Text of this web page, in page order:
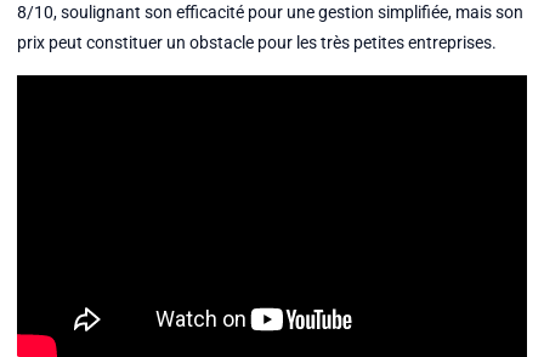
8/10, soulignant son efficacité pour une gestion simplifiée, mais son
prix peut constituer un obstacle pour les très petites entreprises.